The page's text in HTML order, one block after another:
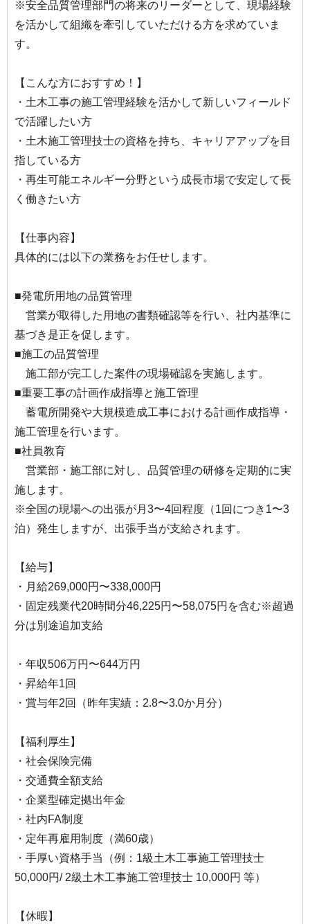
※安全品質管理部門の将来のリーダーとして、現場経験
を活かして組織を牽引していただける方を求めていま
す。
【こんな方におすすめ！】
・土木工事の施工管理経験を活かして新しいフィールド
で活躍したい方
・土木施工管理技士の資格を持ち、キャリアアップを目
指している方
・再生可能エネルギー分野という成長市場で安定して長
く働きたい方
【仕事内容】
具体的には以下の業務をお任せします。
■発電所用地の品質管理
営業が取得した用地の書類確認等を行い、社内基準に
基づき是正を促します。
■施工の品質管理
施工部が完工した案件の現場確認を実施します。
■重要工事の計画作成指導と施工管理
蓄電所開発や大規模造成工事における計画作成指導・
施工管理を行います。
■社員教育
営業部・施工部に対し、品質管理の研修を定期的に実
施します。
※全国の現場への出張が月3〜4回程度（1回につき1〜3
泊）発生しますが、出張手当が支給されます。
【給与】
・月給269,000円〜338,000円
・固定残業代20時間分46,225円〜58,075円を含む※超過
分は別途追加支給
・年収506万円〜644万円
・昇給年1回
・賞与年2回（昨年実績：2.8〜3.0か月分）
【福利厚生】
・社会保険完備
・交通費全額支給
・企業型確定拠出年金
・社内FA制度
・定年再雇用制度（満60歳）
・手厚い資格手当（例：1級土木工事施工管理技士
50,000円/ 2級土木工事施工管理技士 10,000円 等）
【休暇】